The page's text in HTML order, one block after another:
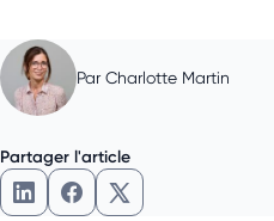
Par Charlotte Martin
Partager l'article